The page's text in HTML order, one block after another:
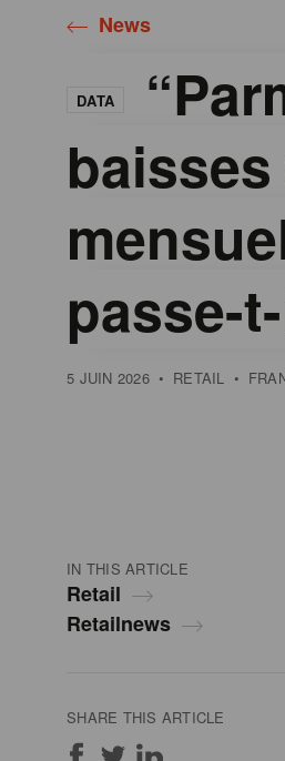
News
DATA
passe-
5 JUIN 2026 • RETAIL •
IN THIS ARTICLE
Retail
Retailnews
SHARE THIS ARTICLE